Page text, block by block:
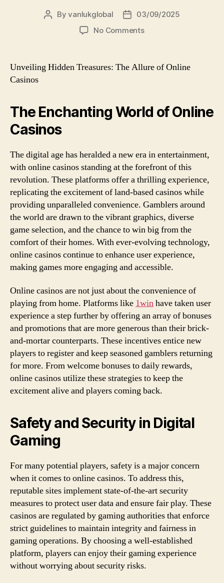
PostByvanlukglobal
Post03/09/2025
No Commentson
Treasures:
Online
Casinos
Unveiling Hidden Treasures: The Allure of Online
Casinos
The Enchanting World of Online
Casinos
The digital age has heralded a new era in entertainment,
with online casinos standing at the forefront of this
revolution. These platforms offer a thrilling experience,
replicating the excitement of land-based casinos while
providing unparalleled convenience. Gamblers around
the world are drawn to the vibrant graphics, diverse
game selection, and the chance to win big from the
comfort of their homes. With ever-evolving technology,
online casinos continue to enhance user experience,
making games more engaging and accessible.
Online casinos are not just about the convenience of
playing from home. Platforms like 1winhave taken user
experience a step further by offering an array of bonuses
and promotions that are more generous than their brick-
and-mortar counterparts. These incentives entice new
players to register and keep seasoned gamblers returning
for more. From welcome bonuses to daily rewards,
online casinos utilize these strategies to keep the
excitement alive and players coming back.
Safety and Security in Digital
Gaming
For many potential players, safety is a major concern
when it comes to online casinos. To address this,
reputable sites implement state-of-the-art security
measures to protect user data and ensure fair play. These
casinos are regulated by gaming authorities that enforce
strict guidelines to maintain integrity and fairness in
gaming operations. By choosing a well-established
platform, players can enjoy their gaming experience
without worrying about security risks.